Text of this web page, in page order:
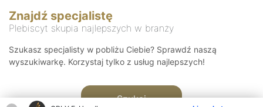
Znajdź specjalistę
Plebiscyt skupia najlepszych w branży
Szukasz specjalisty w pobliżu Ciebie? Sprawdź naszą
wyszukiwarkę. Korzystaj tylko z usług najlepszych!
Szukaj